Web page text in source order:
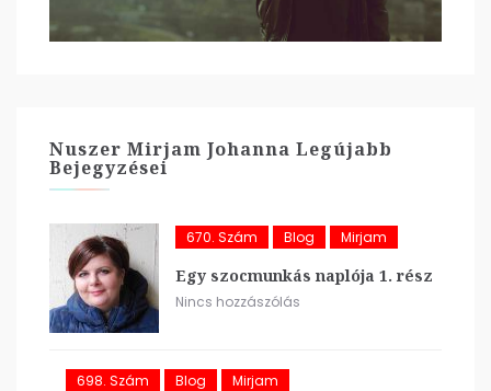
Nuszer Mirjam Johanna Legújabb
Bejegyzései
670. Szám Blog Mirjam
Egy szocmunkás naplója 1. rész
Nincs hozzászólás
698. Szám Blog Mirjam